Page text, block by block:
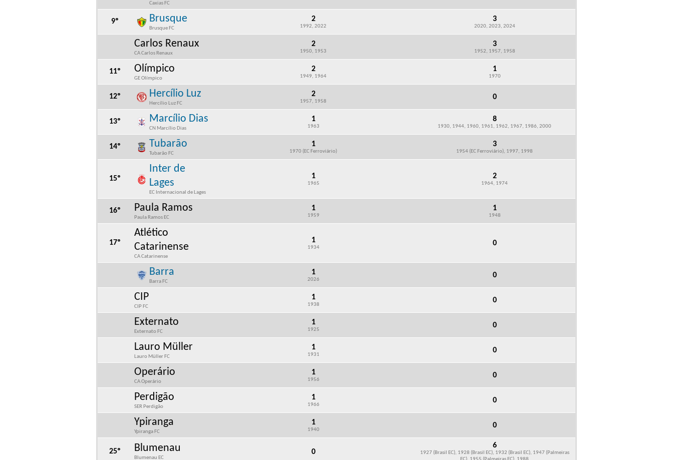
Caxias FC
9º Brusque
Brusque FC
2
1992, 2022
3
2020, 2023, 2024
Carlos Renaux
CA Carlos Renaux
2
1950, 1953
3
1952, 1957, 1958
11º Olímpico
GE Olímpico
2
1949, 1964
1
1970
12º Hercílio Luz
Hercílio Luz FC
2
1957, 1958
0
13º Marcílio Dias
CN Marcílio Dias
1
1963
8
1930, 1944, 1960, 1961, 1962, 1967, 1986, 2000
14º Tubarão
Tubarão FC
1
1970 (EC Ferroviário)
3
1954 (EC Ferroviário), 1997, 1998
15º
Inter de
Lages
EC Internacional de Lages
1
1965
2
1964, 1974
16º Paula Ramos
Paula Ramos EC
1
1959
1
1948
17º
Atlético
Catarinense
CA Catarinense
1
1934
0
Barra
Barra FC
1
2026
0
CIP
CIP FC
1
1938
0
Externato
Externato FC
1
1925
0
Lauro Müller
Lauro Müller FC
1
1931
0
Operário
CA Operário
1
1956
0
Perdigão
SER Perdigão
1
1966
0
Ypiranga
Ypiranga FC
1
1940
0
25º Blumenau
Blumenau EC
0
6
1927 (Brasil EC), 1928 (Brasil EC), 1932 (Brasil EC), 1947 (Palmeiras